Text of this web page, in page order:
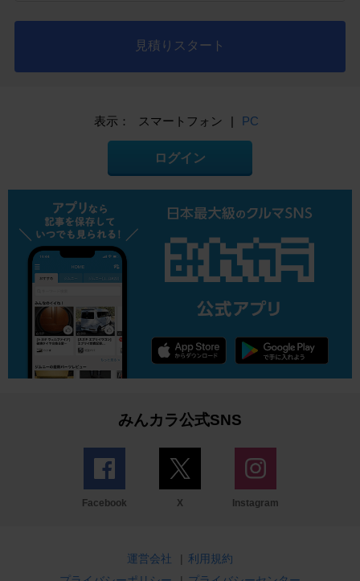
見積りスタート
表示： スマートフォン | PC
ログイン
みんカラ公式SNS
Facebook X Instagram
運営会社 | 利用規約